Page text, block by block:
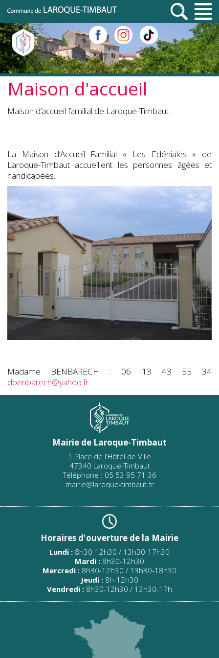
Maison d'accueil
Maison d’accueil familial de Laroque-Timbaut
La Maison d’Accueil Familial « Les Edéniales » de
Laroque-Timbaut accueillent les personnes âgées et
handicapées.
Madame BENBARECH : 06 13 43 55 34
dbenbarech@yahoo.fr
Mairie de Laroque-Timbaut
1 Place de l'Hôtel de Ville
47340 Laroque-Timbaut
Téléphone : 05 53 95 71 36
mairie@laroque-timbaut.fr
Horaires d'ouverture de la Mairie
Lundi : 8h30-12h30 / 13h30-17h30
Mardi : 8h30-12h30
Mercredi : 8h30-12h30 / 13h30-18h30
Jeudi : 8h-12h30
Vendredi : 8h30-12h30 / 13h30-17h